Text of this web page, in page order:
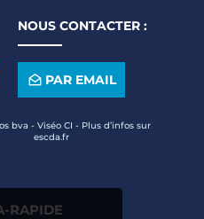
NOUS CONTACTER :
PAR EMAIL
bva - Viséo CI - Plus d’infos sur
escda.fr
RAPIDE